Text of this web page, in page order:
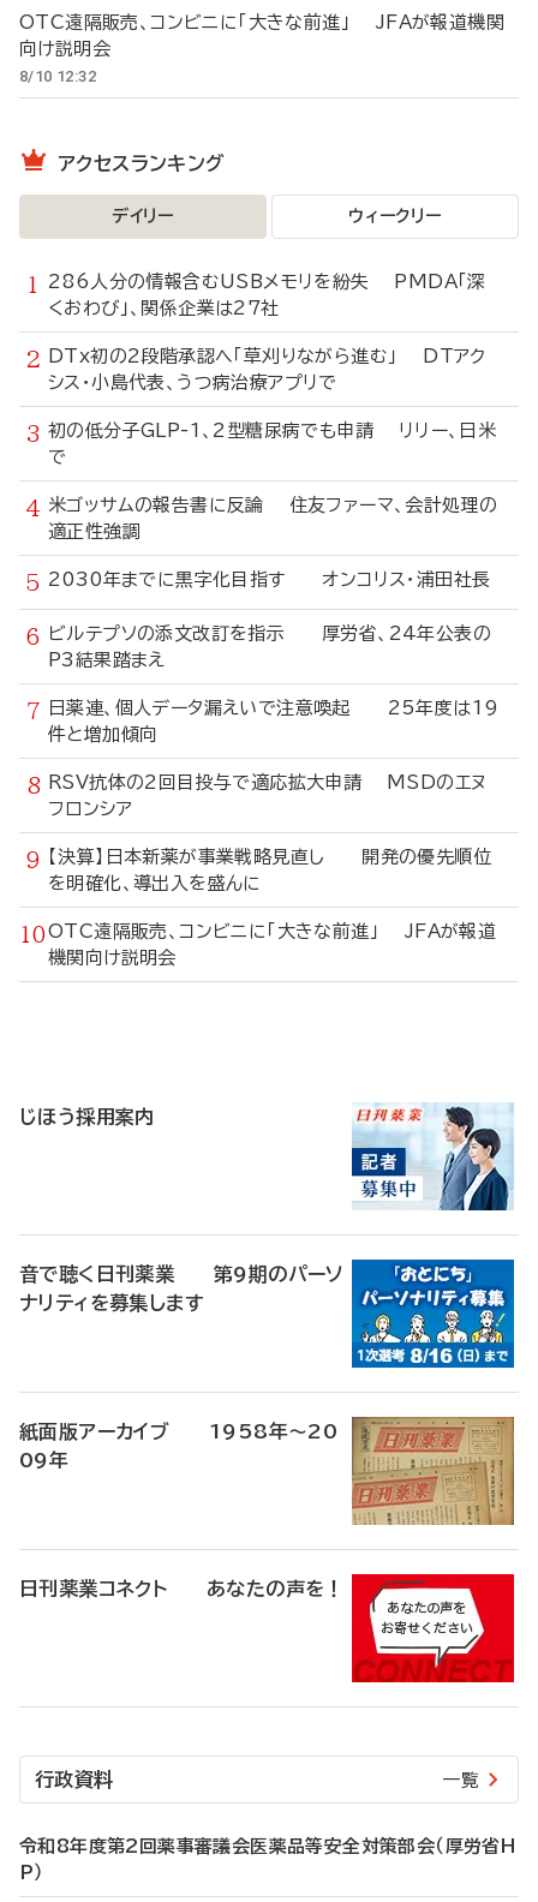
OTC遠隔販売、コンビニに「大きな前進」 JFAが報道機関
向け説明会
8/10 12:32
アクセスランキング
デイリー ウィークリー
286人分の情報含むUSBメモリを紛失 PMDA「深
くおわび」、関係企業は27社
DTx初の2段階承認へ「草刈りながら進む」 DTアク
シス・小島代表、うつ病治療アプリで
初の低分子GLP-1、2型糖尿病でも申請 リリー、日米
で
米ゴッサムの報告書に反論 住友ファーマ、会計処理の
適正性強調
2030年までに黒字化目指す オンコリス・浦田社長
ビルテプソの添文改訂を指示 厚労省、24年公表の
P3結果踏まえ
日薬連、個人データ漏えいで注意喚起 25年度は19
件と増加傾向
RSV抗体の2回目投与で適応拡大申請 MSDのエヌ
フロンシア
【決算】日本新薬が事業戦略見直し 開発の優先順位
を明確化、導出入を盛んに
OTC遠隔販売、コンビニに「大きな前進」 JFAが報道
機関向け説明会
じほう採用案内
音で聴く日刊薬業 第9期のパーソ
ナリティを募集します
紙面版アーカイブ 1958年～20
09年
日刊薬業コネクト あなたの声を！
行政資料 一覧
令和8年度第2回薬事審議会医薬品等安全対策部会（厚労省H
P）